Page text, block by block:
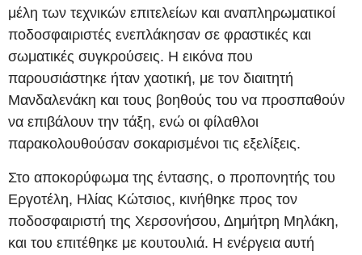
μέλη των τεχνικών επιτελείων και αναπληρωματικοί
ποδοσφαιριστές ενεπλάκησαν σε φραστικές και
σωματικές συγκρούσεις. Η εικόνα που
παρουσιάστηκε ήταν χαοτική, με τον διαιτητή
Μανδαλενάκη και τους βοηθούς του να προσπαθούν
να επιβάλουν την τάξη, ενώ οι φίλαθλοι
παρακολουθούσαν σοκαρισμένοι τις εξελίξεις.
Στο αποκορύφωμα της έντασης, ο προπονητής του
Εργοτέλη, Ηλίας Κώτσιος, κινήθηκε προς τον
ποδοσφαιριστή της Χερσονήσου, Δημήτρη Μηλάκη,
και του επιτέθηκε με κουτουλιά. Η ενέργεια αυτή